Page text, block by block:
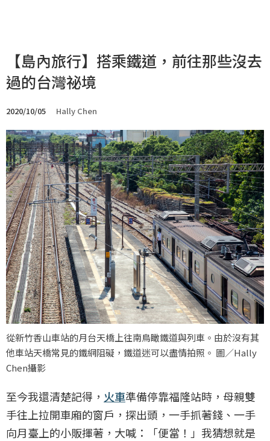
【島內旅行】搭乘鐵道，前往那些沒去
過的台灣祕境
2020/10/05 Hally Chen
從新竹香山車站的月台天橋上往南鳥瞰鐵道與列車。由於沒有其
他車站天橋常見的鐵網阻礙，鐵道迷可以盡情拍照。 圖／Hally
Chen攝影
至今我還清楚記得， 火車準備停靠福隆站時，母親雙
手往上拉開車廂的窗戶，探出頭，一手抓著錢、一手
向月臺上的小販揮著，大喊：「便當！」我猜想就是